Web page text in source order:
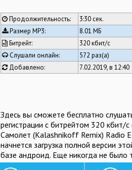
Продолжительность:
3:30 сек.
Размер MP3:
8.01 МБ
Битрейт:
320 кбит/c
Слушали онлайн:
572 раз(а)
Добавлено:
7.02.2019, в 12:40
Здесь вы сможете бесплатно
регистрации с битрейтом 320 кбит/
Cамолет (Kalashnikoff Remix) Radio
начнется загрузка полной версии
базе андроид. Еще никогда не было